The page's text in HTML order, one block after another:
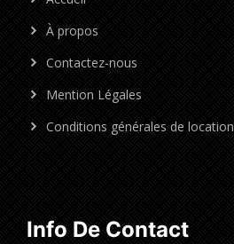
À propos
Contactez-nous
Mention Légales
Conditions générales de location
Info De Contact